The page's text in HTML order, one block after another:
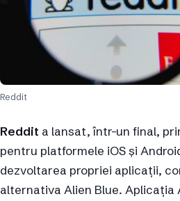
Reddit
Reddit a lansat, într-un final,
pentru platformele iOS și
dezvoltarea propriei aplicații,
alternativa Alien Blue. Aplicația